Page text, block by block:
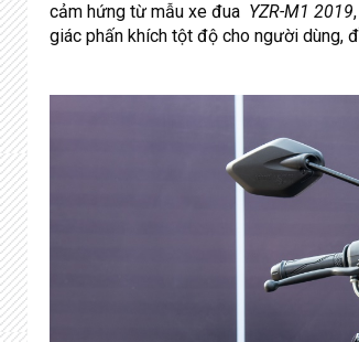
cảm hứng từ mẫu xe đua YZR-M1 2019
giác phấn khích tột độ cho người dùng,